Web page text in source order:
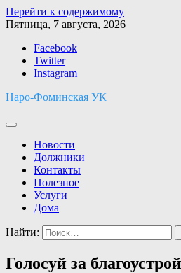
Перейти к содержимому
Пятница, 7 августа, 2026
Facebook
Twitter
Instagram
Наро-Фоминская УК
Новости
Должники
Контакты
Полезное
Услуги
Дома
Найти:
Голосуй за